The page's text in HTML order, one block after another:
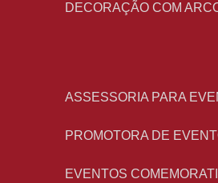
DECORAÇÃO COM
ASSESSORIA PARA
PROMOTORA DE
EVENTOS